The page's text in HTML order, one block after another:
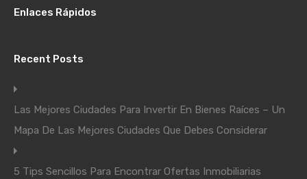
Enlaces Rápidos
Recent Posts
Las Mejores Ciudades Para Invertir En Bienes Raíces – Un
Mapa De Las Mejores Ciudades Que Debes Considerar
5 Tips Sencillos Para Encontrar Ofertas Inmobiliarias